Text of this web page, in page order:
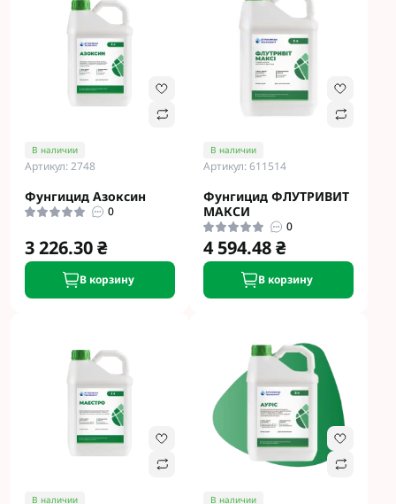
В наличии
Артикул: 2748
Фунгицид Азоксин
0
3 226.30 ₴
В корзину
В наличии
Артикул: 611514
Фунгицид ФЛУТРИВИТ
МАКСИ
0
4 594.48 ₴
В корзину
В наличии В наличии